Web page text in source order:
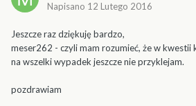
Napisano 12 Lutego 2016
Jeszcze raz dziękuję bardzo,
meser262 - czyli mam rozumieć, że w
na wszelki wypadek jeszcze nie przyklejam.
pozdrawiam